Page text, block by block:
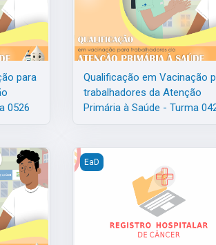
para
0526
Qualificação em Vacinação
trabalhadores da Atenção
Primária à Saúde - Turma
Saúde - Turma 0226
para trabalhadores da Atenção Primária à
Registro Hospitalar de
EaD